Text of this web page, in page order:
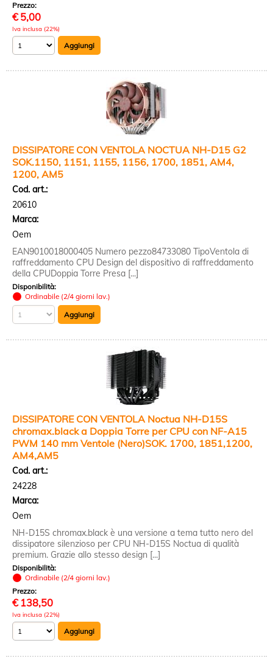
Prezzo:
€ 5,00
Iva inclusa (22%)
DISSIPATORE CON VENTOLA NOCTUA NH-D15 G2
SOK.1150, 1151, 1155, 1156, 1700, 1851, AM4,
1200, AM5
Cod. art.:
20610
Marca:
Oem
EAN9010018000405 Numero pezzo84733080 TipoVentola di
raffreddamento CPU Design del dispositivo di raffreddamento
della CPUDoppia Torre Presa [...]
Disponibilità:
Ordinabile (2/4 giorni lav.)
DISSIPATORE CON VENTOLA Noctua NH-D15S
chromax.black a Doppia Torre per CPU con NF-A15
PWM 140 mm Ventole (Nero)SOK. 1700, 1851,1200,
AM4,AM5
Cod. art.:
24228
Marca:
Oem
NH-D15S chromax.black è una versione a tema tutto nero del
dissipatore silenzioso per CPU NH-D15S Noctua di qualità
premium. Grazie allo stesso design [...]
Disponibilità:
Ordinabile (2/4 giorni lav.)
Prezzo:
€ 138,50
Iva inclusa (22%)